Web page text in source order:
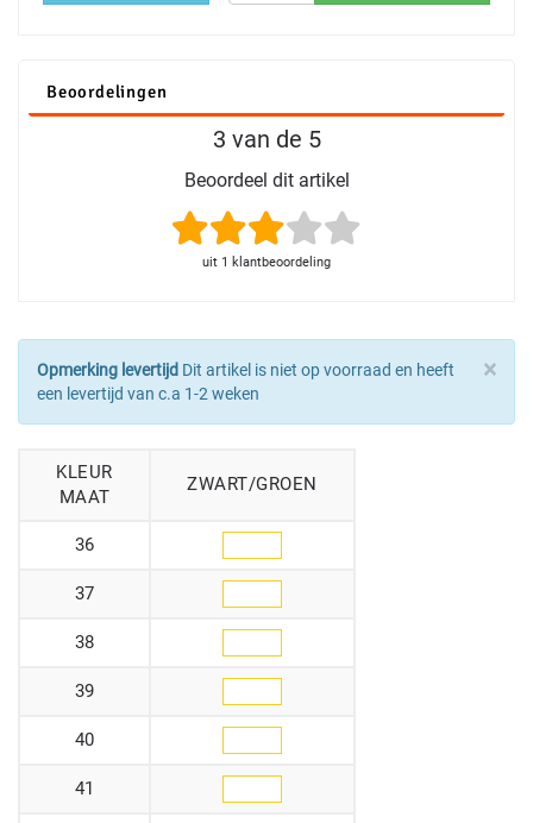
Beoordelingen
3 van de 5
Beoordeel dit artikel
uit 1 klantbeoordeling
×
Opmerking levertijd Dit artikel is niet op voorraad en heeft
een levertijd van c.a 1-2 weken
KLEUR
MAAT
ZWART/GROEN
36
37
38
39
40
41